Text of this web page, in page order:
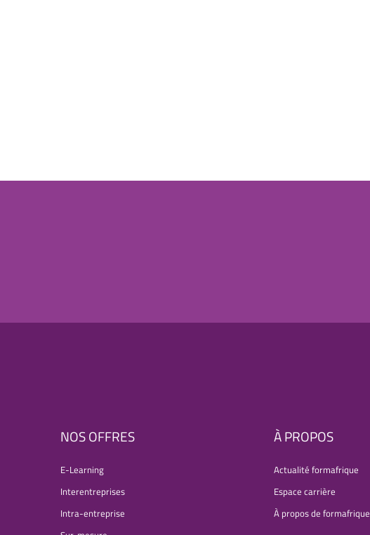
NOS OFFRES
E-Learning
Interentreprises
Intra-entreprise
À PROPOS
Actualité formafrique
Espace carrière
À propos de formafrique